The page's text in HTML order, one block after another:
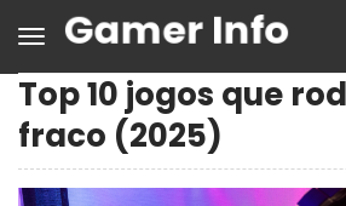
Top 10 jogos que
fraco (2025)